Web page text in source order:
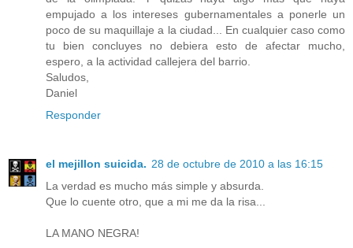
empujado a los intereses gubernamentales a ponerle un
poco de su maquillaje a la ciudad... En cualquier caso como
tu bien concluyes no debiera esto de afectar mucho,
espero, a la actividad callejera del barrio.
Saludos,
Daniel
Responder
el mejillon suicida. 28 de octubre de 2010 a las 16:15
La verdad es mucho más simple y absurda.
Que lo cuente otro, que a mi me da la risa...
LA MANO NEGRA!